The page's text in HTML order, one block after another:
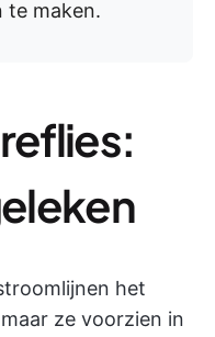
te maken.
het
ze voorzien in